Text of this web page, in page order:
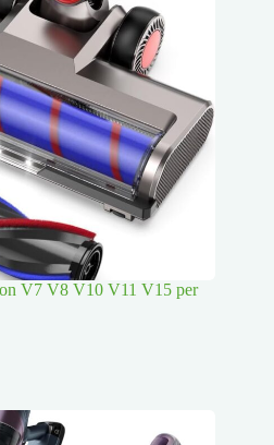
V7 V8 V10 V11 V15 per